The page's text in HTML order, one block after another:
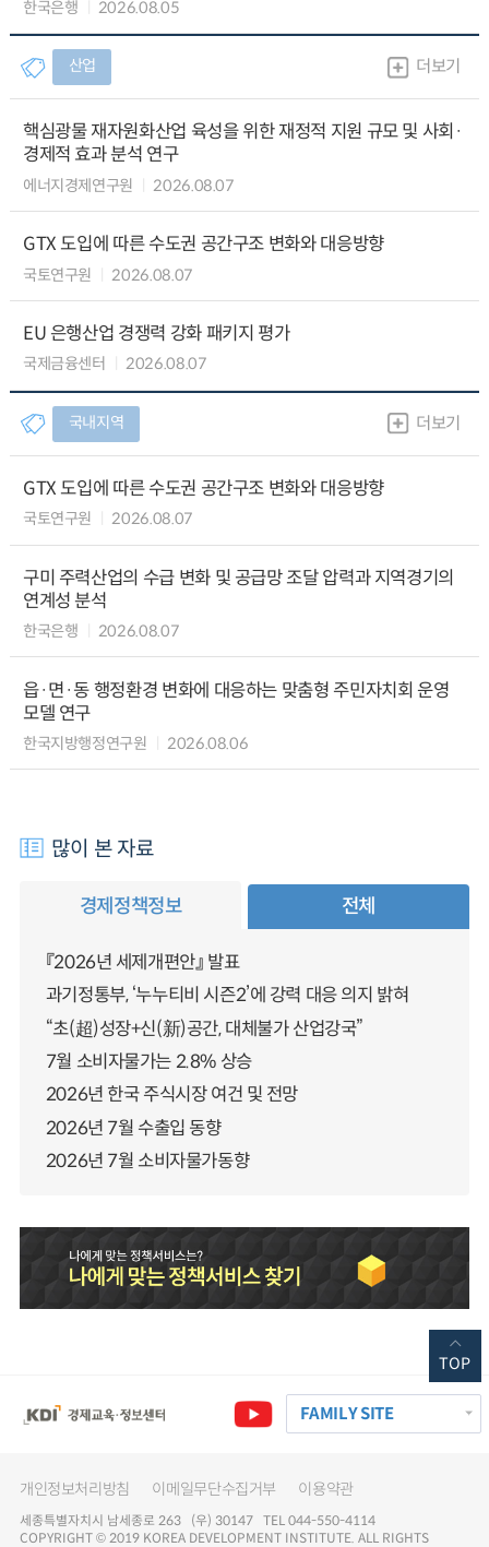
한국은행 2026.08.05
산업 더보기
핵심광물 재자원화산업 육성을 위한 재정적 지원 규모 및 사회·
경제적 효과 분석 연구
에너지경제연구원 2026.08.07
GTX 도입에 따른 수도권 공간구조 변화와 대응방향
국토연구원 2026.08.07
EU 은행산업 경쟁력 강화 패키지 평가
국제금융센터 2026.08.07
국내지역 더보기
GTX 도입에 따른 수도권 공간구조 변화와 대응방향
국토연구원 2026.08.07
구미 주력산업의 수급 변화 및 공급망 조달 압력과 지역경기의
연계성 분석
한국은행 2026.08.07
읍·면·동 행정환경 변화에 대응하는 맞춤형 주민자치회 운영
모델 연구
한국지방행정연구원 2026.08.06
많이 본 자료
경제정책정보 전체
『2026년 세제개편안』 발표
과기정통부, ‘누누티비 시즌2’에 강력 대응 의지 밝혀
“초(超)성장+신(新)공간, 대체불가 산업강국”
7월 소비자물가는 2.8% 상승
2026년 한국 주식시장 여건 및 전망
2026년 7월 수출입 동향
2026년 7월 소비자물가동향
FAMILY SITE
개인정보처리방침 이메일무단수집거부 이용약관
세종특별자치시 남세종로 263 (우) 30147 TEL 044-550-4114
COPYRIGHT © 2019 KOREA DEVELOPMENT INSTITUTE. ALL RIGHTS
TOP